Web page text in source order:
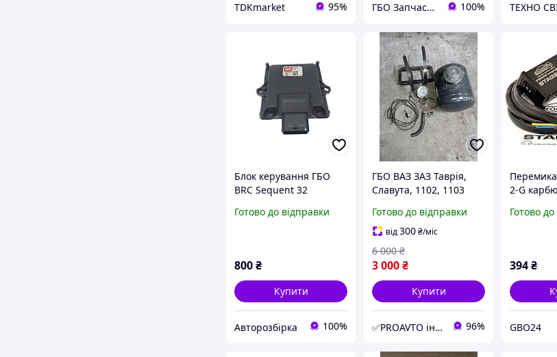
TDKmarket 95% ГБО Запчастини 100% ТЕХНО
Блок керування ГБО
BRC Sequent 32
Готово до відправки
800₴
Купити
Авторозбірка 100%
ГБО ВАЗ ЗАЗ Таврія,
Славута, 1102, 1103
карбюратором та
балоном на 40 літрів
Готово до відправки
від300₴/міс
3 000₴
6 000 ₴
Купити
✅PROAVTO інтернет-магазин автозапчастин 96%
2-G
Готово
394₴
GBO24